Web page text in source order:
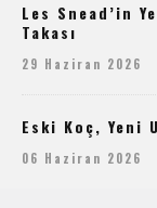
Les Snead’in
Takası
29 Haziran 2026
Eski Koç, Yeni
06 Haziran 2026